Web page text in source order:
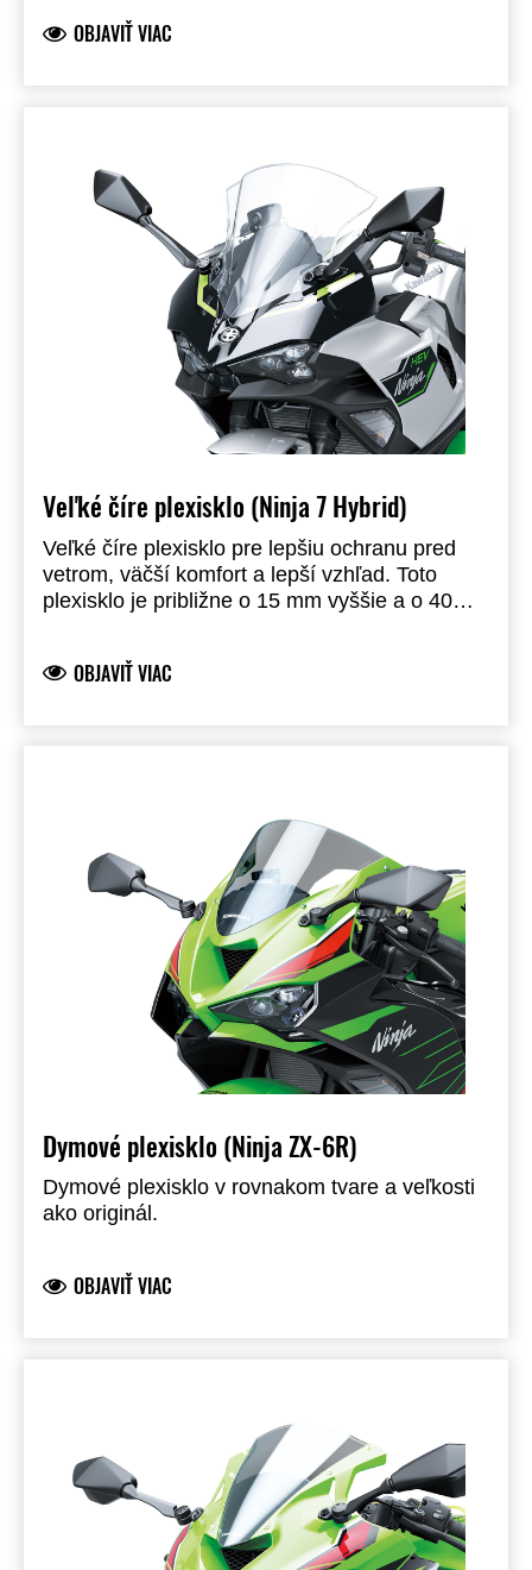
plne schválený pre použitie na cestách.
OBJAVIŤ VIAC
Veľké číre plexisklo (Ninja 7 Hybrid)
Veľké číre plexisklo pre lepšiu ochranu pred
vetrom, väčší komfort a lepší vzhľad. Toto
plexisklo je približne o 15 mm vyššie a o 40
spoločnosťou Kawasaki a plne schválený pre
OBJAVIŤ VIAC
Dymové plexisklo (Ninja ZX-6R)
Dymové plexisklo v rovnakom tvare a veľkosti
ako originál.
OBJAVIŤ VIAC